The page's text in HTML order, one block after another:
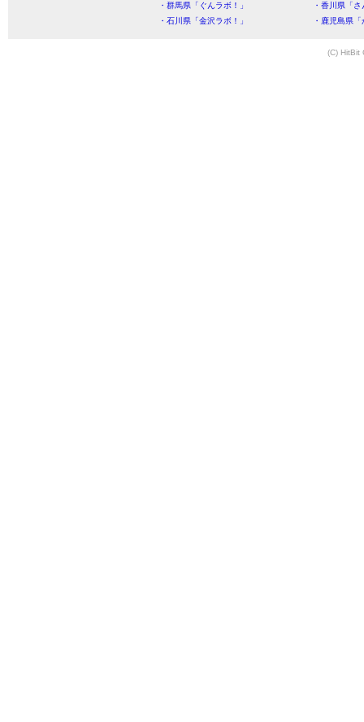
・群馬県「ぐんラボ！」
・香川県「
・石川県「金沢ラボ！」
・鹿児島県
(C) HitBit